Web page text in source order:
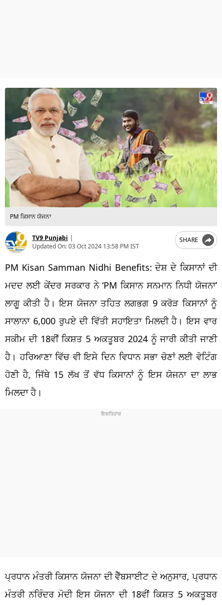
PM ਕਿਸਾਨ ਯੋਜਨਾ
TV9 Punjabi |
Updated On:03 Oct 2024 13:58 PM IST
SHARE
PM Kisan Samman Nidhi Benefits: ਦੇਸ਼ ਦੇ ਕਿਸਾਨਾਂ ਦੀ
ਮਦਦ ਲਈ ਕੇਂਦਰ ਸਰਕਾਰ ਨੇ ‘PM ਕਿਸਾਨ ਸਨਮਾਨ ਨਿਧੀ ਯੋਜਨਾ’
ਲਾਗੂ ਕੀਤੀ ਹੈ। ਇਸ ਯੋਜਨਾ ਤਹਿਤ ਲਗਭਗ 9 ਕਰੋੜ ਕਿਸਾਨਾਂ ਨੂੰ
ਸਾਲਾਨਾ 6,000 ਰੁਪਏ ਦੀ ਵਿੱਤੀ ਸਹਾਇਤਾ ਮਿਲਦੀ ਹੈ। ਇਸ ਵਾਰ
ਸਕੀਮ ਦੀ 18ਵੀਂ ਕਿਸ਼ਤ 5 ਅਕਤੂਬਰ 2024 ਨੂੰ ਜਾਰੀ ਕੀਤੀ ਜਾਣੀ
ਹੈ। ਹਰਿਆਣਾ ਵਿੱਚ ਵੀ ਇਸੇ ਦਿਨ ਵਿਧਾਨ ਸਭਾ ਚੋਣਾਂ ਲਈ ਵੋਟਿੰਗ
ਹੋਣੀ ਹੈ, ਜਿੱਥੇ 15 ਲੱਖ ਤੋਂ ਵੱਧ ਕਿਸਾਨਾਂ ਨੂੰ ਇਸ ਯੋਜਨਾ ਦਾ ਲਾਭ
ਮਿਲਦਾ ਹੈ।
ਪ੍ਰਧਾਨ ਮੰਤਰੀ ਕਿਸਾਨ ਯੋਜਨਾ ਦੀ ਵੈੱਬਸਾਈਟ ਦੇ ਅਨੁਸਾਰ, ਪ੍ਰਧਾਨ
ਮੰਤਰੀ ਨਰਿੰਦਰ ਮੋਦੀ ਇਸ ਯੋਜਨਾ ਦੀ 18ਵੀਂ ਕਿਸ਼ਤ 5 ਅਕਤੂਬਰ